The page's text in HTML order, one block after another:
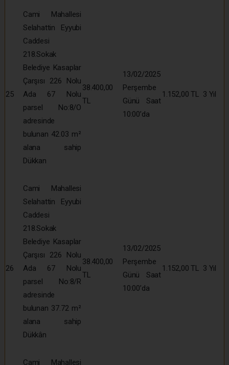
25
Cami Mahallesi
Selahattin Eyyubi
Caddesi
218.Sokak
Belediye Kasaplar
Çarşısı 226 Nolu
Ada 67 Nolu
parsel No:8/O
adresinde
bulunan 42.03 m²
alana sahip
Dükkan
38.400,00
TL
13/02/2025
Perşembe
Günü Saat
10:00’da
1.152,00 TL 3 Yıl
26
Cami Mahallesi
Selahattin Eyyubi
Caddesi
218.Sokak
Belediye Kasaplar
Çarşısı 226 Nolu
Ada 67 Nolu
parsel No:8/R
adresinde
bulunan 37.72 m²
alana sahip
Dükkân
38.400,00
TL
13/02/2025
Perşembe
Günü Saat
10:00’da
1.152,00 TL 3 Yıl
Cami Mahallesi